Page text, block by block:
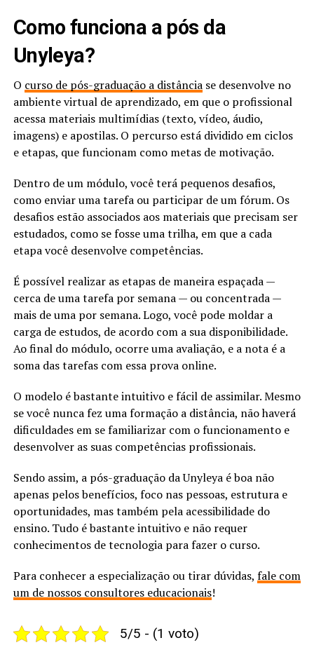
Como funciona a pós da
Unyleya?
O curso de pós-graduação a distânciase desenvolve no
ambiente virtual de aprendizado, em que o profissional
acessa materiais multimídias (texto, vídeo, áudio,
imagens) e apostilas. O percurso está dividido em ciclos
e etapas, que funcionam como metas de motivação.
Dentro de um módulo, você terá pequenos desafios,
como enviar uma tarefa ou participar de um fórum. Os
desafios estão associados aos materiais que precisam ser
estudados, como se fosse uma trilha, em que a cada
etapa você desenvolve competências.
É possível realizar as etapas de maneira espaçada —
cerca de uma tarefa por semana — ou concentrada —
mais de uma por semana. Logo, você pode moldar a
carga de estudos, de acordo com a sua disponibilidade.
Ao final do módulo, ocorre uma avaliação, e a nota é a
soma das tarefas com essa prova online.
O modelo é bastante intuitivo e fácil de assimilar. Mesmo
se você nunca fez uma formação a distância, não haverá
dificuldades em se familiarizar com o funcionamento e
desenvolver as suas competências profissionais.
Sendo assim, a pós-graduação da Unyleya é boa não
apenas pelos benefícios, foco nas pessoas, estrutura e
oportunidades, mas também pela acessibilidade do
ensino. Tudo é bastante intuitivo e não requer
conhecimentos de tecnologia para fazer o curso.
Para conhecer a especialização ou tirar dúvidas, fale com
um de nossos consultores educacionais!
5/5 - (1 voto)